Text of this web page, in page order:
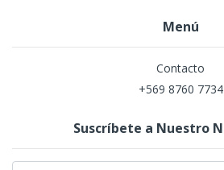
Menú
Contacto
+569 8760 7734
Suscríbete a Nuestro